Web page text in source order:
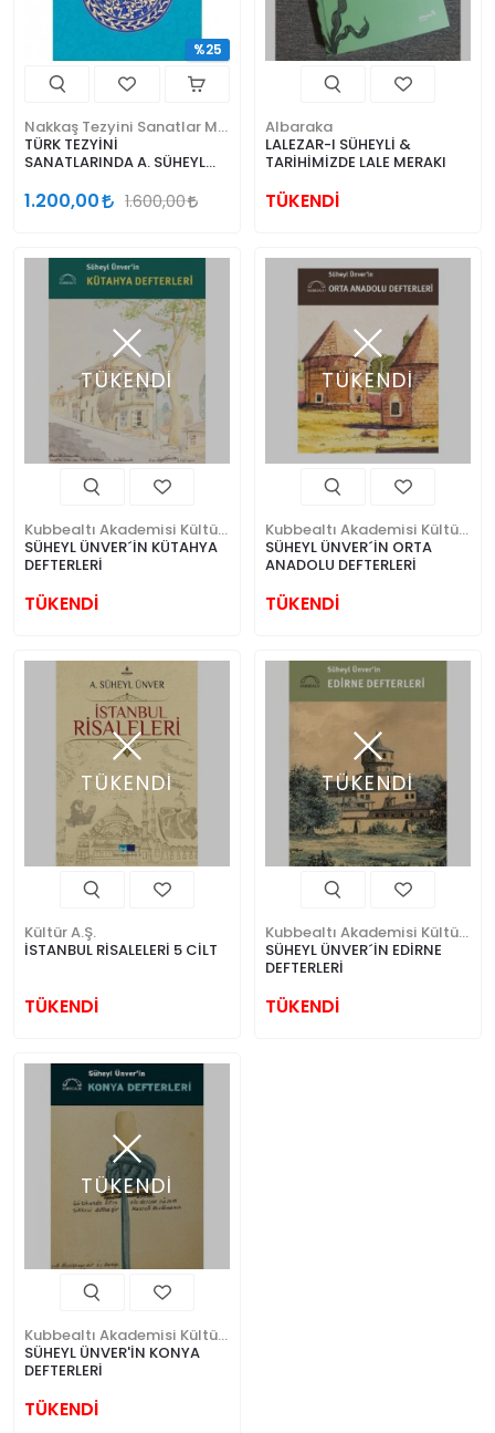
TÜRK TEZYİNİ
SANATLARINDA A. SÜHEYL
1.200,00 1.600,00
%25
Albaraka
LALEZAR-I SÜHEYLİ &
TARİHİMİZDE LALE MERAKI
TÜKENDİ
TÜKENDİ
SÜHEYL ÜNVER´İN KÜTAHYA
DEFTERLERİ
TÜKENDİ
TÜKENDİ
SÜHEYL ÜNVER´İN ORTA
ANADOLU DEFTERLERİ
TÜKENDİ
TÜKENDİ
Kültür A.Ş.
İSTANBUL RİSALELERİ 5 CİLT
TÜKENDİ
TÜKENDİ
SÜHEYL ÜNVER´İN EDİRNE
DEFTERLERİ
TÜKENDİ
TÜKENDİ
SÜHEYL ÜNVER'İN KONYA
DEFTERLERİ
TÜKENDİ